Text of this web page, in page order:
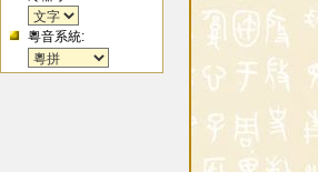
粵音系統: